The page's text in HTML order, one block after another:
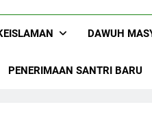
DAWUH
PENERIMAAN SANTRI BARU